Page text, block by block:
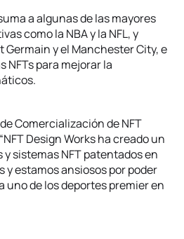
a algunas de las mayores
como la NBA y la NFL, y
Germain y el Manchester City, e
NFTs para mejorar la
Comercialización de NFT
Design Works ha creado un
sistemas NFT patentados en
y estamos ansiosos por poder
uno de los deportes premier en